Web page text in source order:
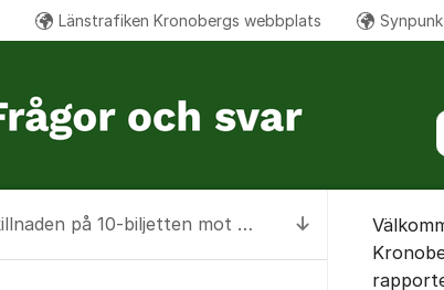
Länstrafiken Kronobergs webbplats
Till senaste
Vad är skillnaden på 10-biljetten mot Flex 10/30?